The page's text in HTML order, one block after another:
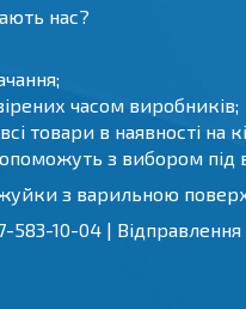
нас?
часом виробників;
товари в наявності на
з вибором під
з варильною
583-10-04 |